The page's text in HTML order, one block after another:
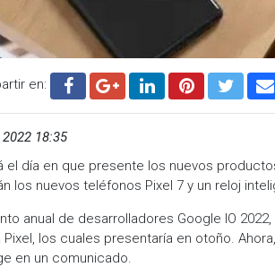
en:
18:35
día en que presente los nuevos
los nuevos teléfonos Pixel 7 y un reloj
anual de desarrolladores Google IO 2022,
los cuales presentaría en otoño.
en un comunicado.